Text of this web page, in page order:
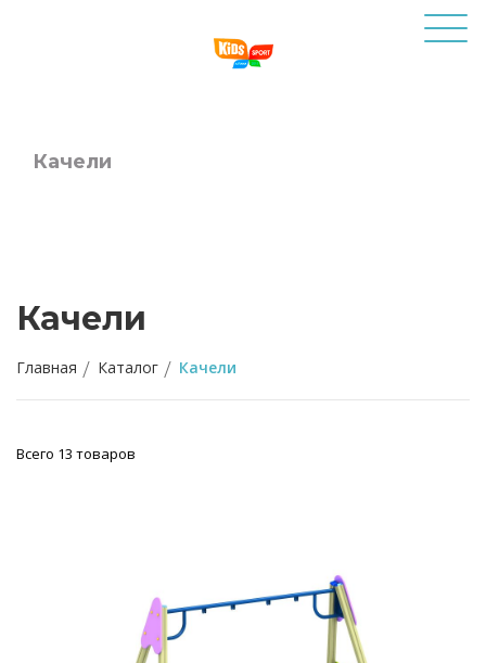
Качели
Качели
Главная Каталог Качели
Всего 13 товаров